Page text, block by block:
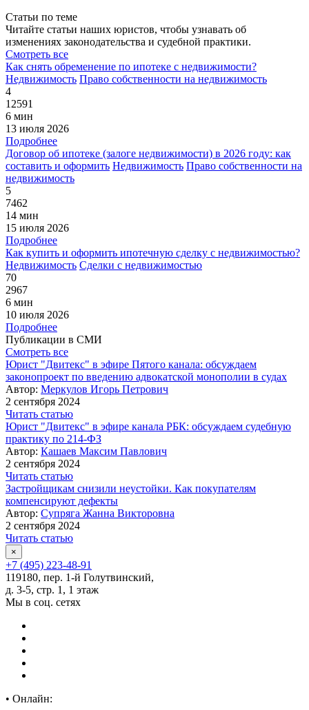
Статьи по теме
Читайте статьи наших юристов, чтобы узнавать об
изменениях законодательства и судебной практики.
Смотреть все
Как снять обременение по ипотеке с недвижимости?
Недвижимость Право собственности на недвижимость
4
12591
6 мин
13 июля 2026
Подробнее
Договор об ипотеке (залоге недвижимости) в 2026 году: как
составить и оформить Недвижимость Право собственности на
недвижимость
5
7462
14 мин
15 июля 2026
Подробнее
Как купить и оформить ипотечную сделку с недвижимостью?
Недвижимость Сделки с недвижимостью
70
2967
6 мин
10 июля 2026
Подробнее
Публикации в СМИ
Смотреть все
Юрист "Двитекс" в эфире Пятого канала: обсуждаем
законопроект по введению адвокатской монополии в судах
Автор: Меркулов Игорь Петрович
2 сентября 2024
Читать статью
Юрист "Двитекс" в эфире канала РБК: обсуждаем судебную
практику по 214-ФЗ
Автор: Кашаев Максим Павлович
2 сентября 2024
Читать статью
Застройщикам снизили неустойки. Как покупателям
компенсируют дефекты
Автор: Супряга Жанна Викторовна
2 сентября 2024
Читать статью
×
+7 (495) 223-48-91
119180, пер. 1-й Голутвинский,
д. 3-5, стр. 1, 1 этаж
Мы в соц. сетях
• Онлайн: